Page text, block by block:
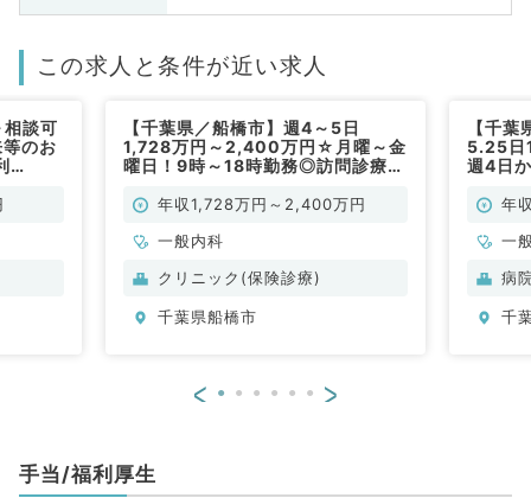
この求人と条件が近い求人
談可
のお
【千葉県／船橋市】週4～5日
1,728万円～2,400万円☆月曜～金
曜日！9時～18時勤務◎訪問診療の
年収1,728万円～2,400万円
一般内科
クリニック(保険診療)
千葉県船橋市
【千
5.25日
週4日
科・年
一
病
千
< >
手当/福利厚生